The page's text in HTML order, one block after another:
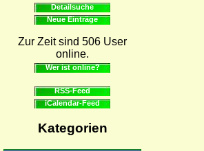
Detailsuche
Neue Einträge
Zur Zeit sind 506 User
online.
Wer ist online?
RSS-Feed
iCalendar-Feed
Kategorien